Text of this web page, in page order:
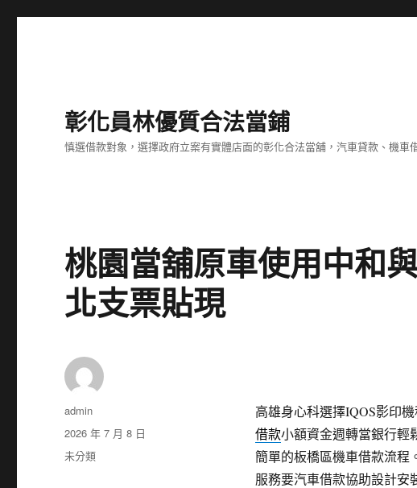
彰化員林優質合法當鋪
慎選借款對象，選擇政府立案有實體店面的彰化合法當舖，汽車貸款、機
桃園當舖原車使用中和
北支票貼現
高雄身心科選擇IQOS影印
借款小額資金週轉當銀行輕
簡單的板橋區機車借款流程
服務要汽車借款協助設計安
作
者
admin
發
佈
日
2026 年 7 月 8 日
分
未分類